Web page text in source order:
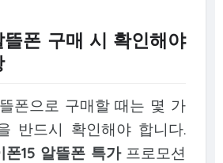
폰 구매 시 확인해야
폰으로 구매할 때는 몇 가
반드시 확인해야 합니다.
폰15 알뜰폰 특가프로모션